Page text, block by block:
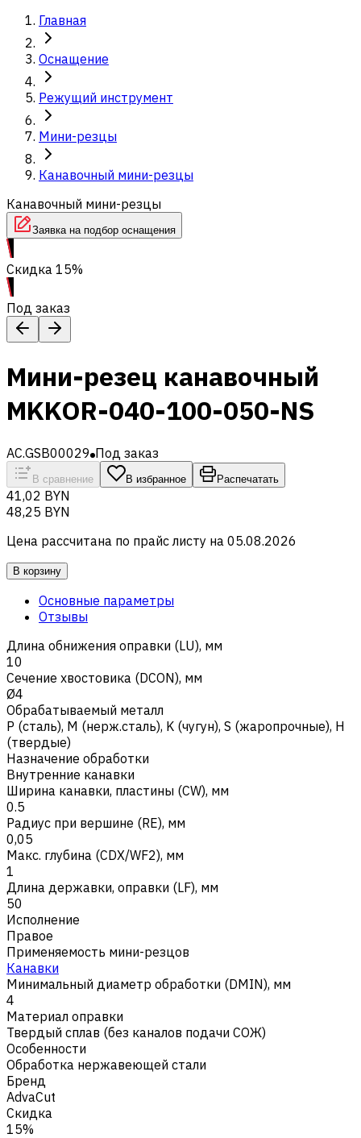
Главная
Оснащение
Режущий инструмент
Мини-резцы
Канавочный мини-резцы
Канавочный мини-резцы
Заявка на подбор оснащения
Скидка 15%
Под заказ
Мини-резец канавочный
MKKOR-040-100-050-NS
AC.GSB00029 Под заказ
В сравнение В избранное Распечатать
41,02 BYN
48,25 BYN
Цена рассчитана по прайс листу на 05.08.2026
В корзину
Основные параметры
Отзывы
Длина обнижения оправки (LU), мм
10
Сечение хвостовика (DCON), мм
Ø4
Обрабатываемый металл
Р (сталь), M (нерж.сталь), K (чугун), S (жаропрочные), H
(твердые)
Назначение обработки
Внутренние канавки
Ширина канавки, пластины (CW), мм
0.5
Радиус при вершине (RE), мм
0,05
Макс. глубина (CDX/WF2), мм
1
Длина державки, оправки (LF), мм
50
Исполнение
Правое
Применяемость мини-резцов
Канавки
Минимальный диаметр обработки (DMIN), мм
4
Материал оправки
Твердый сплав (без каналов подачи СОЖ)
Особенности
Обработка нержавеющей стали
Бренд
AdvaCut
Скидка
15%